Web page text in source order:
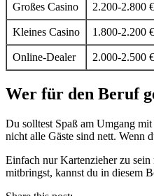
Großes Casino 2.200-2.800 €
Kleines Casino 1.800-2.200 €
Online-Dealer 2.000-2.500 €
Wer für den Beruf
Du solltest Spaß am Umgang
nicht alle Gäste sind nett. Wenn
Einfach nur Kartenzieher zu
mitbringst, kannst du in diesem